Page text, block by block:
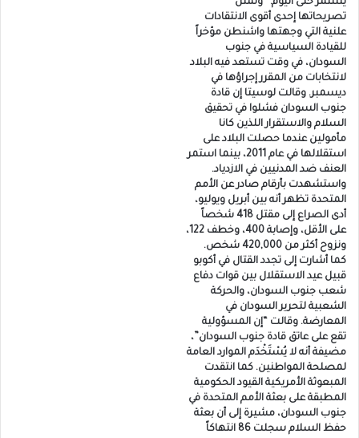
يستمر حتى اليوم.” وتمثل
تصريحاتها إحدى أقوى الانتقادات
علنية التي وجهتها واشنطن مؤخراً
للقيادة السياسية في جنوب
السودان، في وقت تستعد فيه البلاد
لانتخابات من المقرر إجراؤها في
ديسمبر. وقالت لوسيتا إن قادة
جنوب السودان فشلوا في تحقيق
السلام والاستقرار اللذين كانا
مأمولين عندما حصلت البلاد على
استقلالها في عام 2011، بينما استمر
العنف ضد المدنيين في الازدياد.
واستشهدت بأرقام صادر عن الأمم
المتحدة تظهر أنه بين أبريل ويوليو،
أدى الصراع إلى مقتل 418 شخصاً
على الأقل، وإصابة 400، وخطف 122،
ونزوح أكثر من 420,000 شخص.
كما أشارت إلى تجدد القتال في أكوبو
قبيل عيد الاستقلال بين قوات دفاع
شعب جنوب السودان، والحركة
الشعبية لتحرير السودان في
المعارضة. وقالت “إن المسؤولية
تقع على عاتق قادة جنوب السودان”،
مضيفة أنه لا يُسْتَخْدَم الموارد العامة
لمصلحة المواطنين. كما انتقدت
المبعوثة الأمريكية القيود الحكومية
المطبقة على بعثة الأمم المتحدة في
جنوب السودان، مشيرة إلى أن بعثة
حفظ السلام سجلت 86 انتهاكاً